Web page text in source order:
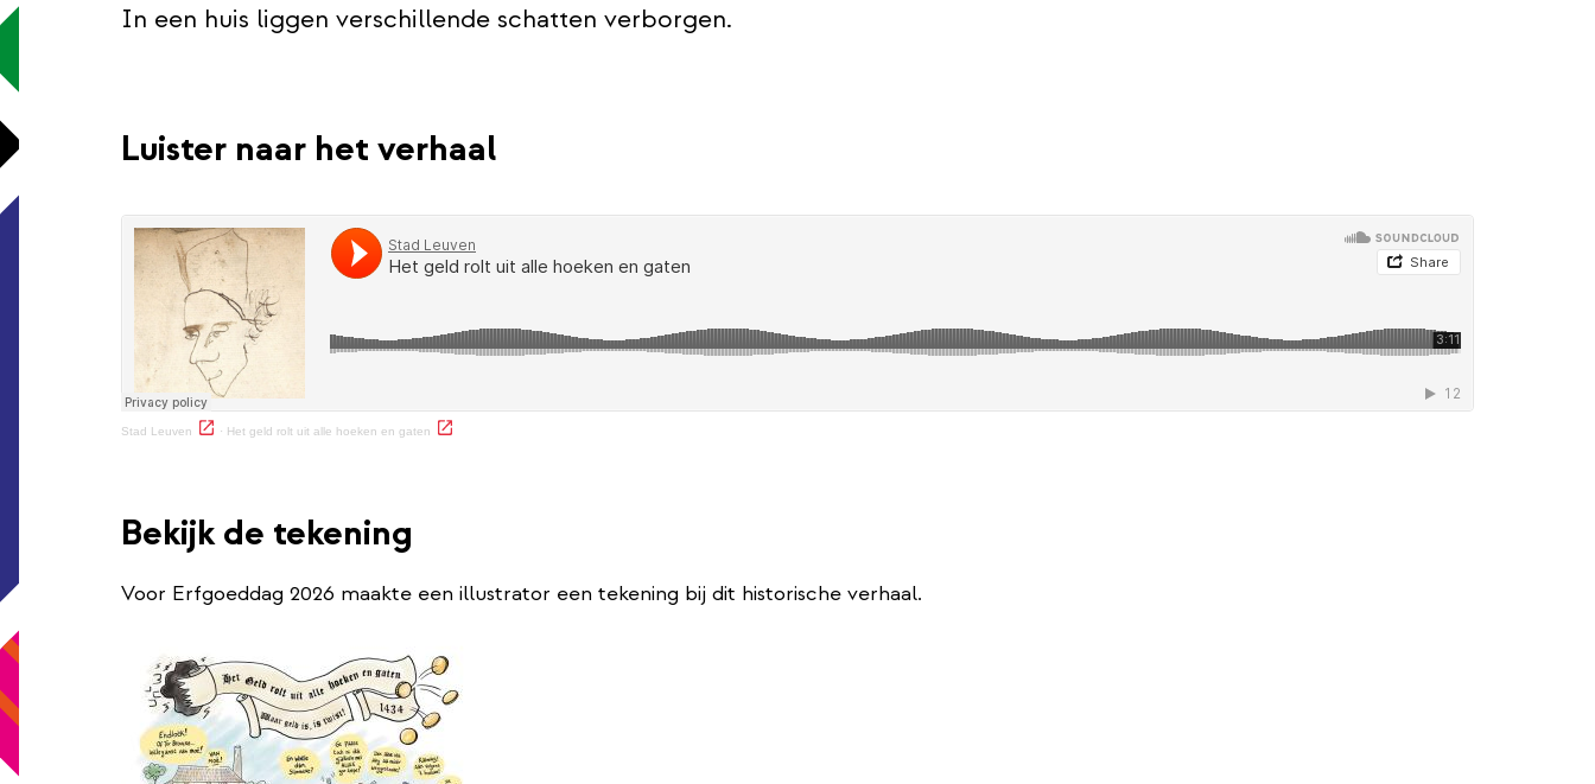
In een huis liggen verschillende schatten verborgen.
Luister naar het verhaal
Stad Leuven (externe link)
· Het geld rolt uit alle hoeken en gaten (externe link)
Bekijk de tekening
Voor Erfgoeddag 2026 maakte een illustrator een tekening bij dit historische verhaal.